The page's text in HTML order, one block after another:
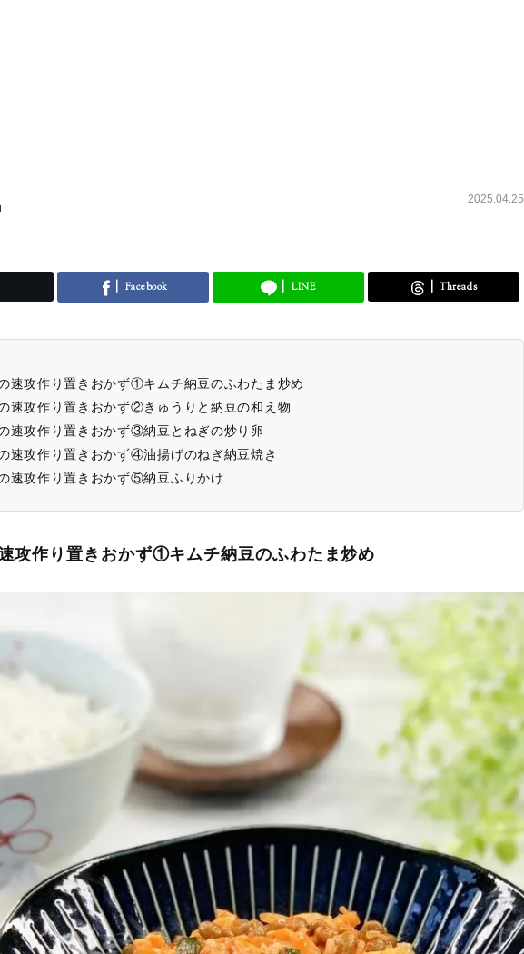
2025.04.25
Facebook LINE Threads
の速攻作り置きおかず①キムチ納豆のふわたま炒め
の速攻作り置きおかず②きゅうりと納豆の和え物
の速攻作り置きおかず③納豆とねぎの炒り卵
の速攻作り置きおかず④油揚げのねぎ納豆焼き
の速攻作り置きおかず⑤納豆ふりかけ
速攻作り置きおかず①キムチ納豆のふわたま炒め